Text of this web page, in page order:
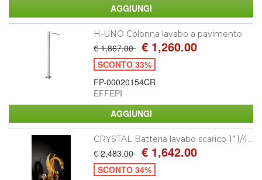
H-UNO Colonna lavabo a pavimento
€ 1,867.00 € 1,260.00
SCONTO 33%
FP-00020154CR
EFFEPI
CRYSTAL Batteria lavabo scarico 1”1/4...
€ 2,483.00 € 1,642.00
SCONTO 34%